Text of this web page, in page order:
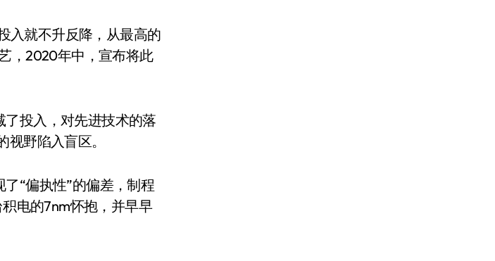
入就不升反降，从最高的
，2020年中，宣布将此
投入，对先进技术的落
野陷入盲区。
“偏执性”的偏差，制程
电的7nm怀抱，并早早